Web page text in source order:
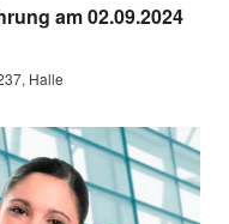
am 02.09.2024
Halle